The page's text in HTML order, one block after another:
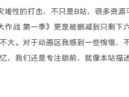
性的打击，不只是B站，很多资
战 第一季》更是被删减到只剩下
大。对于动画区我感到一些惋惜，
，我们还是专注眼前，就像本站描